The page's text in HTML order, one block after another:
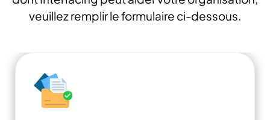
veuillez remplir le formulaire ci-dessous.